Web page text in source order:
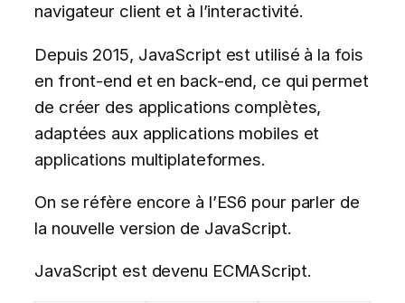
navigateur client et à l’interactivité.
Depuis 2015, JavaScript est utilisé à la fois
en front-end et en back-end, ce qui permet
de créer des applications complètes,
adaptées aux applications mobiles et
applications multiplateformes.
On se réfère encore à l’ES6 pour parler de
la nouvelle version de JavaScript.
JavaScript est devenu ECMAScript.